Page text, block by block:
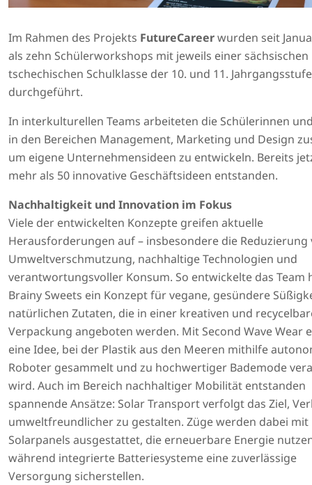
Im Rahmen des Projekts FutureCareerwurden seit
als zehn Schülerworkshops mit jeweils einer
tschechischen Schulklasse der 10. und 11. Jahrgangsstufe
durchgeführt.
In interkulturellen Teams arbeiteten die Schülerinnen
in den Bereichen Management, Marketing und Design
um eigene Unternehmensideen zu entwickeln. Bereits
mehr als 50 innovative Geschäftsideen entstanden.
Nachhaltigkeit und Innovation im Fokus
Viele der entwickelten Konzepte greifen aktuelle
Herausforderungen auf – insbesondere die Reduzierung
Umweltverschmutzung, nachhaltige Technologien und
verantwortungsvoller Konsum. So entwickelte das Team
Brainy Sweets ein Konzept für vegane, gesündere
natürlichen Zutaten, die in einer kreativen und
Verpackung angeboten werden. Mit Second Wave Wear
eine Idee, bei der Plastik aus den Meeren mithilfe
Roboter gesammelt und zu hochwertiger Bademode
wird. Auch im Bereich nachhaltiger Mobilität entstanden
spannende Ansätze: Solar Transport verfolgt das Ziel,
umweltfreundlicher zu gestalten. Züge werden dabei mit
Solarpanels ausgestattet, die erneuerbare Energie
während integrierte Batteriesysteme eine zuverlässige
Versorgung sicherstellen.